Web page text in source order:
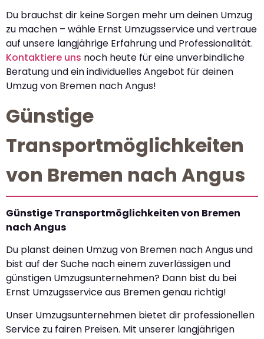
Du brauchst dir keine Sorgen mehr um deinen Umzug
zu machen – wähle Ernst Umzugsservice und vertraue
auf unsere langjährige Erfahrung und Professionalität.
Kontaktiere uns noch heute für eine unverbindliche
Beratung und ein individuelles Angebot für deinen
Umzug von Bremen nach Angus!
Günstige
Transportmöglichkeiten
von Bremen nach Angus
Günstige Transportmöglichkeiten von Bremen
nach Angus
Du planst deinen Umzug von Bremen nach Angus und
bist auf der Suche nach einem zuverlässigen und
günstigen Umzugsunternehmen? Dann bist du bei
Ernst Umzugsservice aus Bremen genau richtig!
Unser Umzugsunternehmen bietet dir professionellen
Service zu fairen Preisen. Mit unserer langjährigen